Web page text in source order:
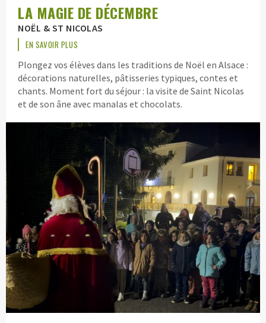
LA MAGIE DE DÉCEMBRE
NOËL & ST NICOLAS
EN SAVOIR PLUS
Plongez vos élèves dans les traditions de Noël en Alsace :
décorations naturelles, pâtisseries typiques, contes et
chants. Moment fort du séjour : la visite de Saint Nicolas
et de son âne avec manalas et chocolats.